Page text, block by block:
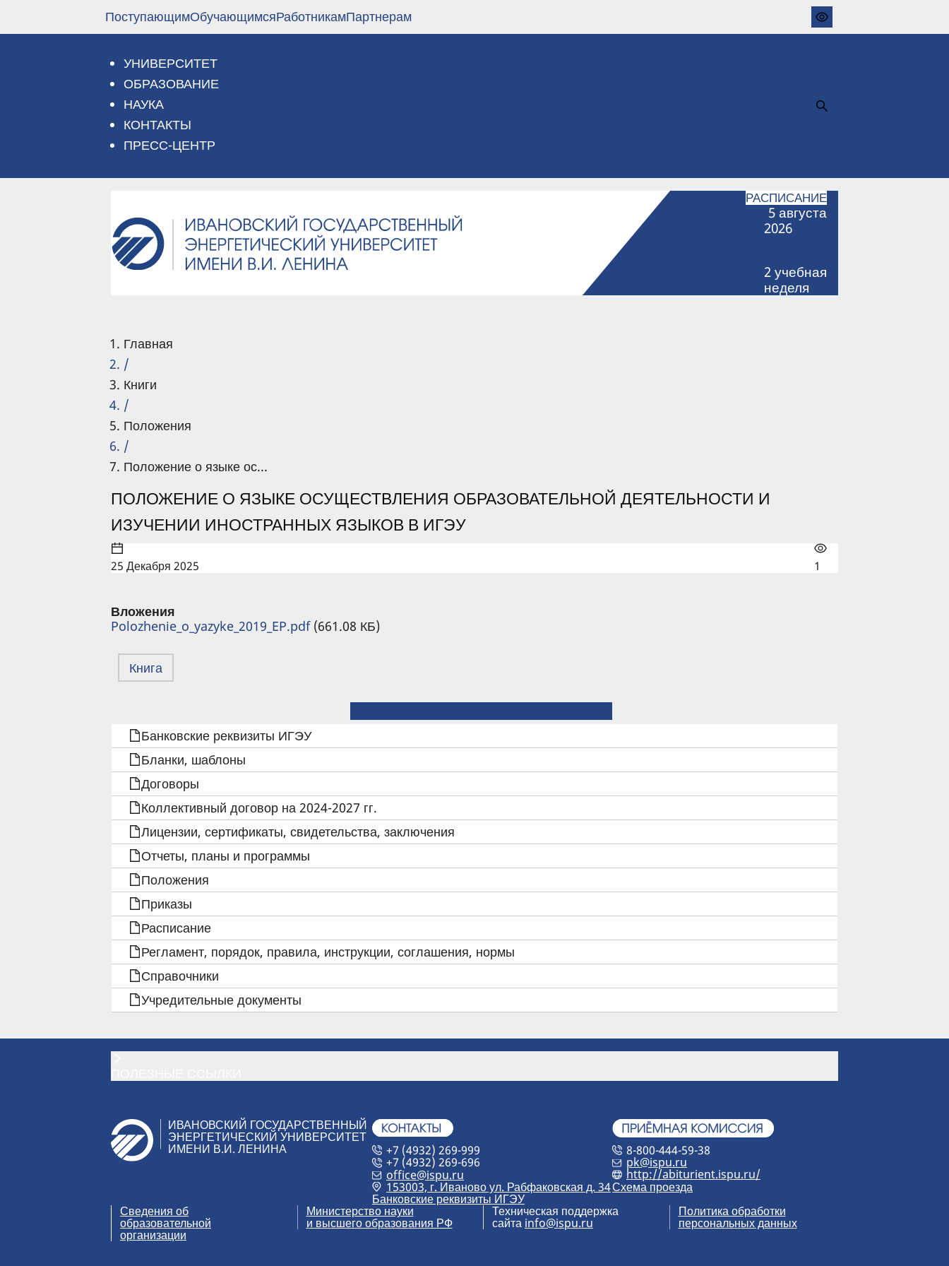
основному
ПоступающимОбучающимсяРаботникамПартнерам
УНИВЕРСИТЕТ
ОБРАЗОВАНИЕ
НАУКА
КОНТАКТЫ
ПРЕСС-ЦЕНТР
РАСПИСАНИЕ
5августа
2026
2учебная
неделя
Главная
/
Книги
/
Положения
/
Положение о языке ос...
ПОЛОЖЕНИЕ О ЯЗЫКЕ ОСУЩЕСТВЛЕНИЯ ОБРАЗОВАТЕЛЬНОЙ ДЕЯТЕЛЬНОСТИ И
ИЗУЧЕНИИ ИНОСТРАННЫХ ЯЗЫКОВ В ИГЭУ
25 Декабря 2025 1
Вложения
Polozhenie_o_yazyke_2019_EP.pdf (661.08 КБ)
Книга
ССЫЛКИ
КНИГИ
ДЛЯ
ПОЛОЖЕНИЕ
О
ЯЗЫКЕ
ОСУЩЕСТВЛЕНИЯ
ОБРАЗОВАТЕЛЬНОЙ
ДЕЯТЕЛЬНОСТИ
И
ЯЗЫКОВ
В
Банковские реквизиты ИГЭУ
Бланки, шаблоны
Договоры
Коллективный договор на 2024-2027 гг.
Лицензии, сертификаты, свидетельства, заключения
Отчеты, планы и программы
Положения
Приказы
Расписание
Регламент, порядок, правила, инструкции, соглашения, нормы
Справочники
Учредительные документы
ИВАНОВСКИЙ ГОСУДАРСТВЕННЫЙ
ЭНЕРГЕТИЧЕСКИЙ УНИВЕРСИТЕТ
ИМЕНИ В.И. ЛЕНИНА
+7 (4932) 269-999
+7 (4932) 269-696
office@ispu.ru
153003, г. Иваново ул. Рабфаковская д. 34
Банковские реквизиты ИГЭУ
8-800-444-59-38
pk@ispu.ru
http://abiturient.ispu.ru/
Схема проезда
Сведения об
образовательной
организации
Министерство науки
и высшего образования РФ
Техническая поддержка
сайта info@ispu.ru
Политика обработки
персональных данных